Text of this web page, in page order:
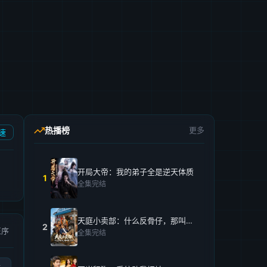
热播榜 更多
1
开局大帝：我的弟子全是逆天体质
全集完结
2
天庭小卖部：什么反骨仔，那叫打工仔！
全集完结